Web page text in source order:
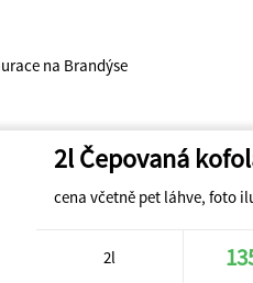
2l Čepovaná
cena včetně pet láhve, foto
2l